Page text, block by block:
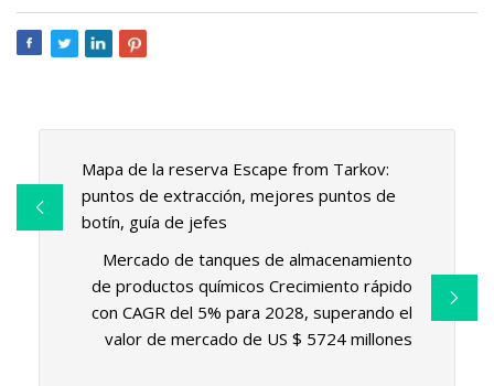
Mapa de la reserva Escape from Tarkov:
puntos de extracción, mejores puntos de
botín, guía de jefes
Mercado de tanques de almacenamiento
de productos químicos Crecimiento rápido
con CAGR del 5% para 2028, superando el
valor de mercado de US $ 5724 millones